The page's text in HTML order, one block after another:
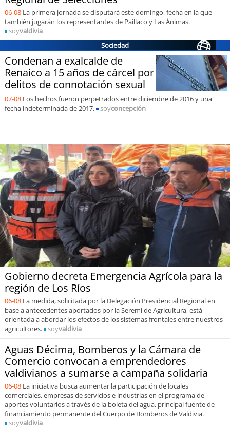
06-08 La primera jornada se disputará este domingo, fecha en la que
también jugarán los representantes de Paillaco y Las Ánimas.
soyvaldivia
Sociedad
Condenan a exalcalde de
Renaico a 15 años de cárcel por
delitos de connotación sexual
07-08 Los hechos fueron perpetrados entre diciembre de 2016 y una
fecha indeterminada de 2017.
soyconcepción
Gobierno decreta Emergencia Agrícola para la
región de Los Ríos
06-08 La medida, solicitada por la Delegación Presidencial Regional en
base a antecedentes aportados por la Seremi de Agricultura, está
orientada a abordar los efectos de los sistemas frontales entre nuestros
agricultores.
soyvaldivia
Aguas Décima, Bomberos y la Cámara de
Comercio convocan a emprendedores
valdivianos a sumarse a campaña solidaria
06-08 La iniciativa busca aumentar la participación de locales
comerciales, empresas de servicios e industrias en el programa de
aportes voluntarios a través de la boleta del agua, principal fuente de
financiamiento permanente del Cuerpo de Bomberos de Valdivia.
soyvaldivia